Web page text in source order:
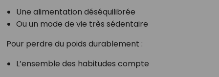
Une alimentation déséquilibrée
Ou un mode de vie très sédentaire
Pour perdre du poids durablement :
L’ensemble des habitudes compte